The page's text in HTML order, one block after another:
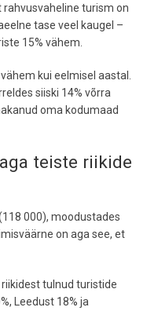
turism on
tase veel kaugel –
15% vähem.
kui eelmisel aastal.
siiski 14% võrra
oma kodumaad
teiste riikide
000), moodustades
on aga see, et
tulnud turistide
Leedust 18% ja